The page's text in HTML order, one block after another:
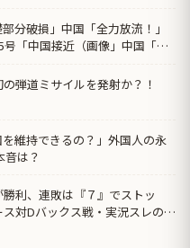
分破損」中国「全力放流！」
「中国接近（画像」中国「台
弾道ミサイルを発射か？！
維持できるの？」外国人の永
は？
利、連敗は『７』でストッ
対Dバックス戦・実況スレの翻